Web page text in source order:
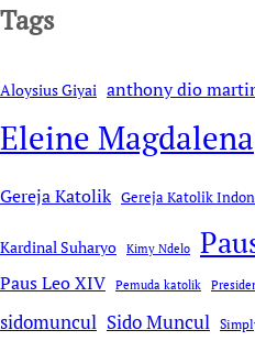
Tags
Aloysius Giyai anthony dio
Eleine Magdalena
Gereja Katolik Gereja Katolik
Kardinal Suharyo Kimy Ndelo
Paus Leo XIV Pemuda katolik
sidomuncul Sido Muncul